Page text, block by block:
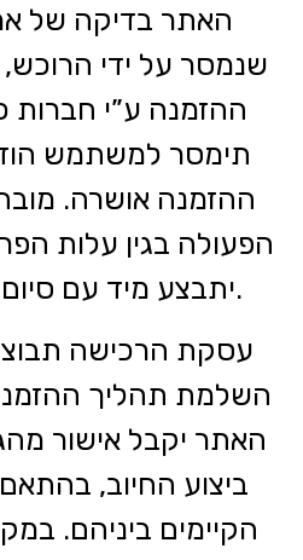
האתר בדיקה של
שנמסר על ידי
ההזמנה ע”י חברות
תימסר למשתמש
ההזמנה אושרה.
הפעולה בגין עלות
יתבצע מיד עם סיום ביצוע ההזמנה.
השלמת תהליך
האתר יקבל אישור
ביצוע החיוב,
הקיימים ביניהם.